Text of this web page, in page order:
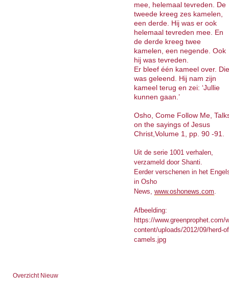
mee, helemaal tevreden. De
tweede kreeg zes kamelen,
een derde. Hij was er ook
helemaal tevreden mee. En
de derde kreeg twee
kamelen, een negende. Ook
hij was tevreden.
Er bleef één kameel over. Die
was geleend. Hij nam zijn
kameel terug en zei: ‘Jullie
kunnen gaan.’
Osho, Come Follow Me,
on the sayings of Jesus
Christ,Volume 1, pp. 90 -91.
Uit de serie 1001 verhalen,
verzameld door Shanti.
Eerder verschenen in het
in Osho
News, www.oshonews.com.
Afbeelding:
https://www.greenprophet.com/
content/uploads/2012/09/herd-
camels.jpg
Overzicht Nieuw